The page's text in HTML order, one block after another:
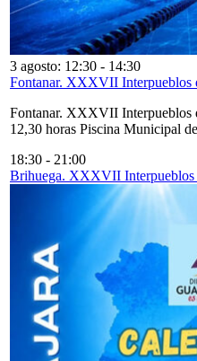
3 agosto: 12:30 - 14:30
Fontanar. XXXVII Interpueblos
Fontanar. XXXVII Interpueblos
12,30 horas Piscina Municipal
18:30 - 21:00
Brihuega. XXXVII Interpueblos